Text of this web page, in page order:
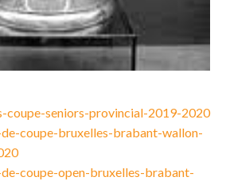
coupe-seniors-provincial-2019-2020
coupe-bruxelles-brabant-wallon-
coupe-open-bruxelles-brabant-